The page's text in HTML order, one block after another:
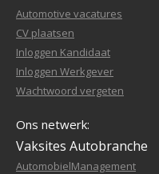
Automotive vacatures
CV plaatsen
Inloggen Kandidaat
Inloggen Werkgever
Wachtwoord vergeten
Ons netwerk:
Vaksites Autobranche
AutomobielManagement